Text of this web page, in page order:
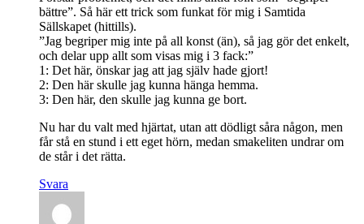
bättre”. Så här ett trick som funkat för mig i Samtida
Sällskapet (hittills).
”Jag begriper mig inte på all konst (än), så jag gör det enkelt,
och delar upp allt som visas mig i 3 fack:”
1: Det här, önskar jag att jag själv hade gjort!
2: Den här skulle jag kunna hänga hemma.
3: Den här, den skulle jag kunna ge bort.
Nu har du valt med hjärtat, utan att dödligt såra någon, men
får stå en stund i ett eget hörn, medan smakeliten undrar om
de står i det rätta.
Svara